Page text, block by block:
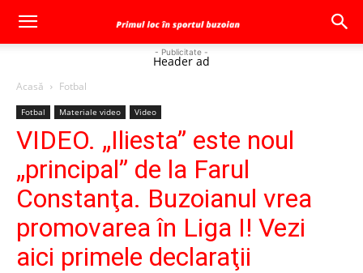
- Publicitate -
Header ad
Acasă Fotbal
Fotbal Materiale video Video
VIDEO. „Iliesta” este noul
„principal” de la Farul
Constanţa. Buzoianul vrea
promovarea în Liga I! Vezi
aici primele declaraţii